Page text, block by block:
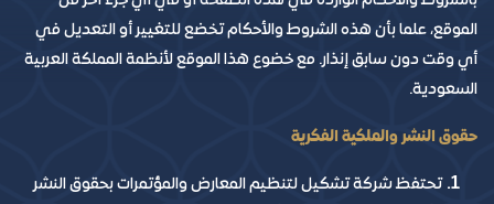
الموقع، علما بأن هذه الشروط والأحكام تخضع للتغيير أو التعديل في
أي وقت دون سابق إنذار. مع خضوع هذا الموقع لأنظمة المملكة العربية
السعودية.
حقوق النشر والملكية الفكرية
​تحتفظ شركة تشكيل لتنظيم المعارض والمؤتمرات بحقوق النشر